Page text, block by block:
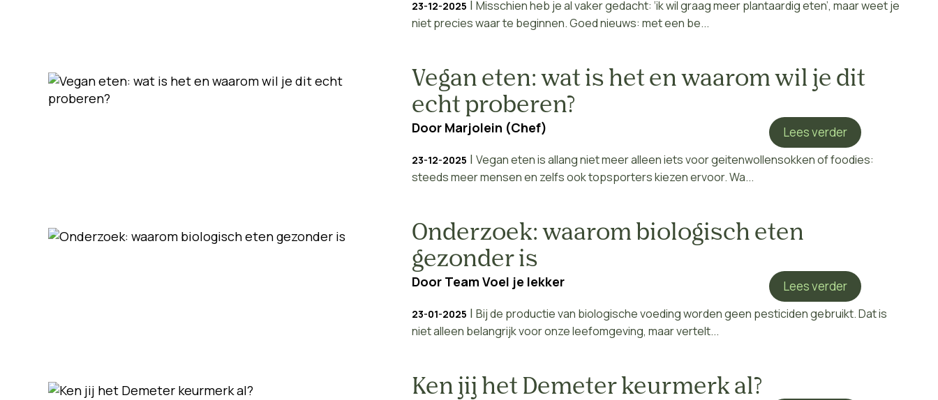
23-12-2025 | Misschien heb je al vaker gedacht: ‘ik wil graag meer plantaardig eten’, maar weet je
niet precies waar te beginnen. Goed nieuws: met een be...
Vegan eten: wat is het en waarom wil je dit
echt proberen?
Door Marjolein (Chef)
23-12-2025 | Vegan eten is allang niet meer alleen iets voor geitenwollensokken of foodies:
steeds meer mensen en zelfs ook topsporters kiezen ervoor. Wa...
Lees verder
Onderzoek: waarom biologisch eten
gezonder is
Door Team Voel je lekker
23-01-2025 | Bij de productie van biologische voeding worden geen pesticiden gebruikt. Dat is
niet alleen belangrijk voor onze leefomgeving, maar vertelt...
Lees verder
Ken jij het Demeter keurmerk al?